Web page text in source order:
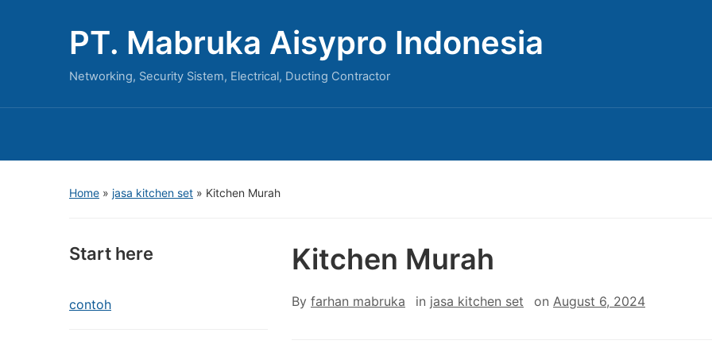
PT. Mabruka Aisypro Indonesia
Networking, Security Sistem, Electrical, Ducting Contractor
Home » jasa kitchen set » Kitchen Murah
Start here
contoh
Kitchen Murah
By farhan mabruka in jasa kitchen set on August 6, 2024